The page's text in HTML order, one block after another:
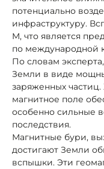
потенциально
инфраструктуру.
M, что является
по международной
По словам
Земли в виде
заряженных
магнитное поле
особенно сильные
последствия.
Магнитные бури,
достигают Земли
вспышки. Эти